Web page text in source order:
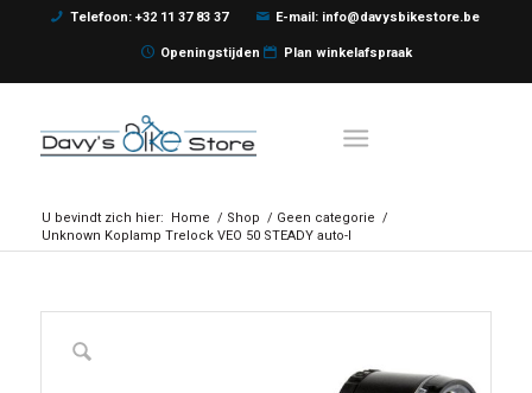
Telefoon: +32 11 37 83 37 E-mail: info@davysbikestore.be
Openingstijden Plan winkelafspraak
U bevindt zich hier: Home / Shop / Geen categorie /
Unknown Koplamp Trelock VEO 50 STEADY auto-l